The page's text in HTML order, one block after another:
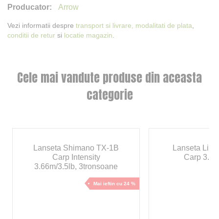
Arrow
Vezi informatii despre transport si livrare, modalitati de plata,
conditii de retur si locatie magazin.
Cele mai vandute produse din aceasta
categorie
Lanseta Shimano TX-1B
Carp Intensity
3.66m/3.5lb, 3tronsoane
Mai ieftin cu 24 %
Lanseta
Carp